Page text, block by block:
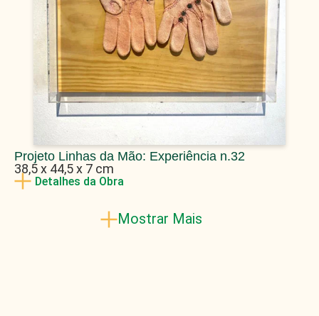
Projeto Linhas da Mão: Experiência n.32
38,5 x 44,5 x 7 cm
Detalhes da Obra
Mostrar Mais